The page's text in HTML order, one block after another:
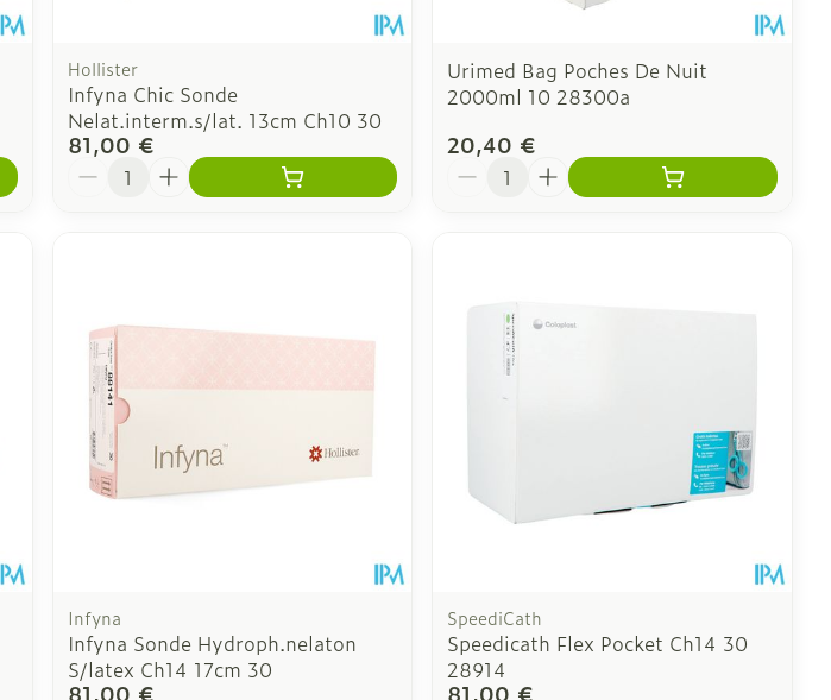
Hollister
Infyna Chic Sonde
Nelat.interm.s/lat. 13cm Ch10 30
81,00 €
Quantité
Urimed Bag Poches De Nuit
2000ml 10 28300a
20,40 €
Quantité
Infyna
Infyna Sonde Hydroph.nelaton
S/latex Ch14 17cm 30
81,00 €
SpeediCath
Speedicath Flex Pocket Ch14 30
28914
81,00 €